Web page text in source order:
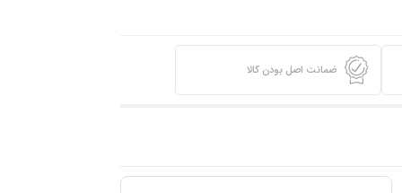
ضمانت اصل بودن کالا